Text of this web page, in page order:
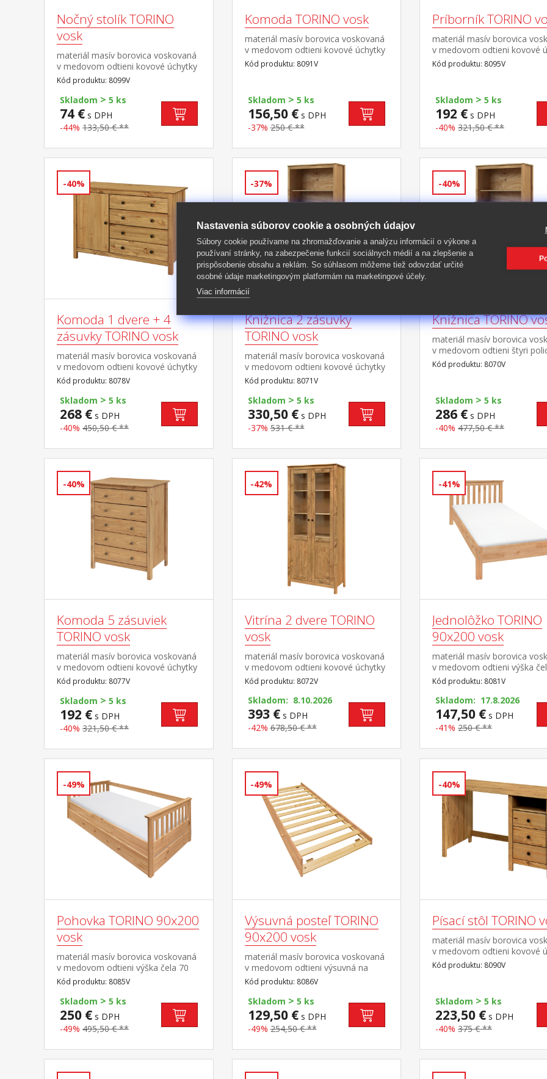
Nočný stolík TORINO
vosk
materiál masív borovica voskovaná
v medovom odtieni kovové úchytky
vo farebnom prevedení černená
mosadz 2 zásuvky s kovovými
pojazdmi
Kód produktu: 8099V
Skladom > 5 ks
74 € s DPH
-44% 133,50 € **
Komoda TORINO vosk
materiál masív borovica voskovaná
v medovom odtieni kovové úchytky
vo farebnom prevedení černená
mosadz 2 menšie a 3 väčšie
Kód produktu: 8091V
Skladom > 5 ks
156,50 €s DPH
-37% 250 € **
Príborník TORINO
materiál masív borovica
v medovom odtieni kovové
vo farebnom prevedení
mosadz 2 zásuvky s
polica vhodný doplnok
8096V
Kód produktu: 8095V
Skladom > 5 ks
192 € s DPH
-40% 321,50 € **
-40%
Komoda 1 dvere + 4
zásuvky TORINO vosk
materiál masív borovica voskovaná
v medovom odtieni kovové úchytky
vo farebnom prevedení černená
mosadz 1 dvierka a 4 zásuvky s
kovovými pojazdmi
Kód produktu: 8078V
Skladom > 5 ks
268 € s DPH
-40% 450,50 € **
-37%
Knižnica 2 zásuvky
TORINO vosk
materiál masív borovica voskovaná
v medovom odtieni kovové úchytky
vo farebnom prevedení černená
mosadz tri police, dve zásuvky s
kovovými pojazdmi
Kód produktu: 8071V
Skladom > 5 ks
330,50 €s DPH
-37% 531 € **
-40%
Knižnica TORINO
materiál masív borovica
v medovom odtieni štyri
Kód produktu: 8070V
Skladom > 5 ks
286 € s DPH
-40% 477,50 € **
-40%
Komoda 5 zásuviek
TORINO vosk
materiál masív borovica voskovaná
v medovom odtieni kovové úchytky
vo farebnom prevedení černená
mosadz päť zásuviek s kovovými
pojazdmi
Kód produktu: 8077V
Skladom > 5 ks
192 € s DPH
-40% 321,50 € **
-42%
Vitrína 2 dvere TORINO
vosk
materiál masív borovica voskovaná
v medovom odtieni kovové úchytky
vo farebnom prevedení černená
mosadz dvoje čiastočne presklené
dvere, štyri police
Kód produktu: 8072V
Skladom: 8.10.2026
393 €s DPH
-42% 678,50 € **
-41%
Jednolôžko TORINO
90x200 vosk
materiál masív borovica
v medovom odtieni výška
cm, výška sedu 38 cm, cena
roštu a matraca minimálna
odporúčaná výška matraca
cm odporúčaný rozmer
× 200 cm a rošt R1
nosnosť do 120 kg
Kód produktu: 8081V
Skladom: 17.8.2026
147,50 € s DPH
-41% 250 € **
-49%
Pohovka TORINO 90x200
vosk
materiál masív borovica voskovaná
v medovom odtieni výška čela 70
cm, výška sedu 42 cm, cena bez
roštu a matraca minimálna
odporúčaná výška matraca 15
cm odporúčaný rozmer matraca 90
× 200 cm a rošt R1 k pohovke
možno dokúpiť výsuvnú prístelku
Kód produktu: 8085V
Skladom > 5 ks
250 € s DPH
-49% 495,50 € **
-49%
Výsuvná posteľ TORINO
90x200 vosk
materiál masív borovica voskovaná
v medovom odtieni výsuvná na
kolieskach, cena bez
matraca maximálna odporúčaná
výška matraca 14 cm odporúčaný
rozmer matraca 90 × 200
cm vhodná ako výsuvná prístelka k
pohovke TORINO 8085V
Kód produktu: 8086V
Skladom > 5 ks
129,50 €s DPH
-49% 254,50 € **
-40%
Písací stôl TORINO
materiál masív borovica
v medovom odtieni kovové
vo farebnom prevedení
mosadz 3 zásuvky s
Kód produktu: 8090V
Skladom > 5 ks
223,50 € s DPH
-40% 375 € **
Nastavenia súborov cookie a osobných údajov
Súbory cookie používame na zhromažďovanie a analýzu informácií o výkone a
používaní stránky, na zabezpečenie funkcií sociálnych médií a na zlepšenie a
prispôsobenie obsahu a reklám. So súhlasom môžeme tiež odovzdať určité
osobné údaje marketingovým platformám na marketingové účely.
Viac informácií